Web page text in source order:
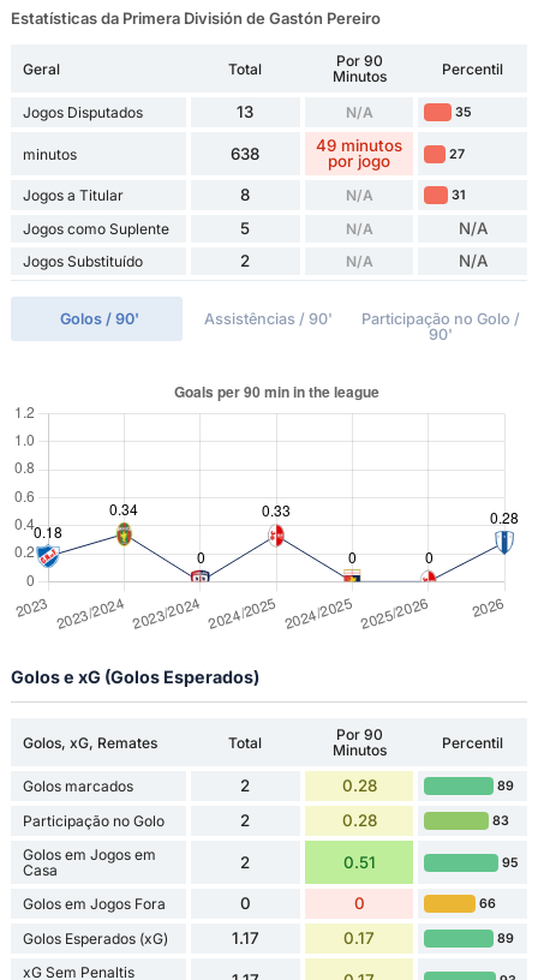
Estatísticas da Primera División de Gastón Pereiro
Geral Total
Por 90
Minutos
Percentil
Jogos Disputados 13 N/A 35
minutos 638
49 minutos
por jogo
27
Jogos a Titular 8 N/A 31
Jogos como Suplente 5 N/A N/A
Jogos Substituído 2 N/A N/A
Golos / 90' Assistências / 90'
Participação no Golo /
90'
Golos e xG (Golos Esperados)
Golos, xG, Remates Total
Por 90
Minutos
Percentil
Golos marcados 2 0.28 89
Participação no Golo 2 0.28 83
Golos em Jogos em
Casa
2 0.51 95
Golos em Jogos Fora 0 0 66
Golos Esperados (xG) 1.17 0.17 89
xG Sem Penaltis